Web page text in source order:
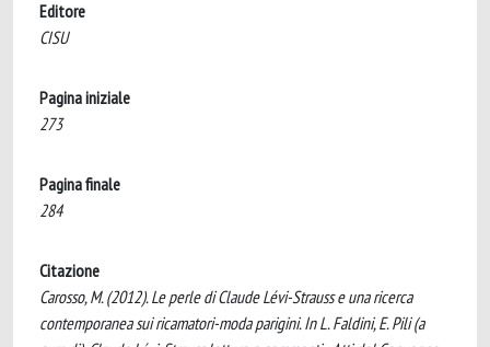
Editore
CISU
Pagina iniziale
273
Pagina finale
284
Citazione
Carosso, M. (2012). Le perle di Claude Lévi-Strauss e una ricerca
contemporanea sui ricamatori-moda parigini. In L. Faldini, E. Pili (a